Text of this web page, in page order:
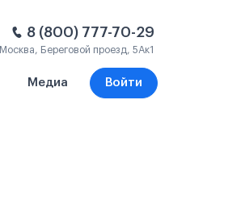
8 (800) 777-70-29
Москва, Береговой проезд, 5Ак1
Медиа Войти